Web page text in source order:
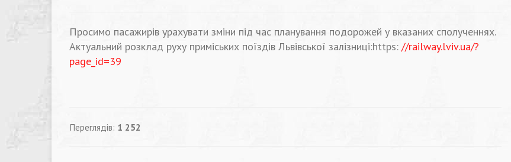
Просимо пасажирів урахувати зміни під час планування подорожей у вказаних сполученнях.
Актуальний розклад руху приміських поїздів Львівської залізниці:https: //railway.lviv.ua/?
page_id=39
Переглядів: 1 252